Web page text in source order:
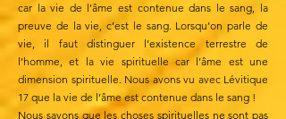
car la vie de l’âme est contenue dans le sang, la
preuve de la vie, c’est le sang. Lorsqu’on parle de
vie, il faut distinguer l’existence terrestre de
l’homme, et la vie spirituelle car l’âme est une
dimension spirituelle. Nous avons vu avec Lévitique
17 que la vie de l’âme est contenue dans le sang !
Nous savons que les choses spirituelles ne sont pas